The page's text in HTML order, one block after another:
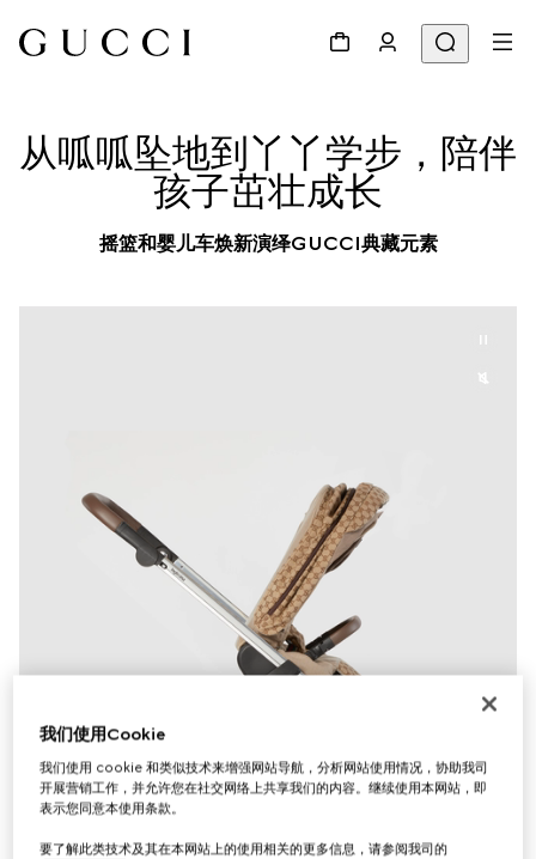
从呱呱坠地到丫丫学步，陪伴
孩子茁壮成长
摇篮和婴儿车焕新演绎GUCCI典藏元素
我们使用Cookie
我们使用 cookie 和类似技术来增强网站导航，分析网站使用情况，协助我司
开展营销工作，并允许您在社交网络上共享我们的内容。继续使用本网站，即
表示您同意本使用条款。
要了解此类技术及其在本网站上的使用相关的更多信息，请参阅我司的